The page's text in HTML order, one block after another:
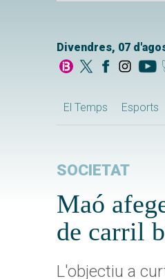
Divendres, 07
El Temps Esports
SOCIETAT
Maó
de carril
L'objectiu a